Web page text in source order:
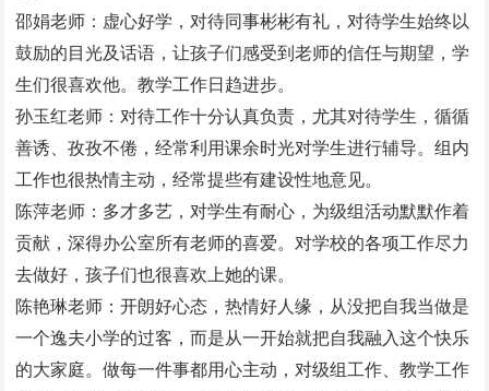
邵娟老师：虚心好学，对待同事彬彬有礼，对待学生始终以
鼓励的目光及话语，让孩子们感受到老师的信任与期望，学
生们很喜欢他。教学工作日趋进步。
孙玉红老师：对待工作十分认真负责，尤其对待学生，循循
善诱、孜孜不倦，经常利用课余时光对学生进行辅导。组内
工作也很热情主动，经常提些有建设性地意见。
陈萍老师：多才多艺，对学生有耐心，为级组活动默默作着
贡献，深得办公室所有老师的喜爱。对学校的各项工作尽力
去做好，孩子们也很喜欢上她的课。
陈艳琳老师：开朗好心态，热情好人缘，从没把自我当做是
一个逸夫小学的过客，而是从一开始就把自我融入这个快乐
的大家庭。做每一件事都用心主动，对级组工作、教学工作